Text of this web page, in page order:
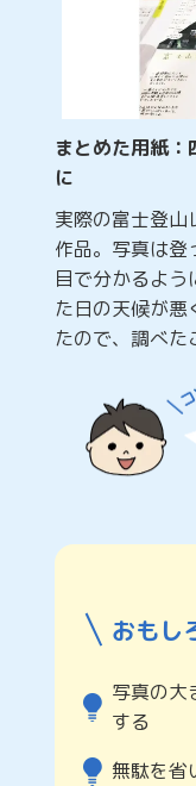
まとめた用紙
に
実際の富士登山
作品。写真は登
目で分かるよう
た日の天候が悪
たので、調べた
おもし
写真の大
する
無駄を省